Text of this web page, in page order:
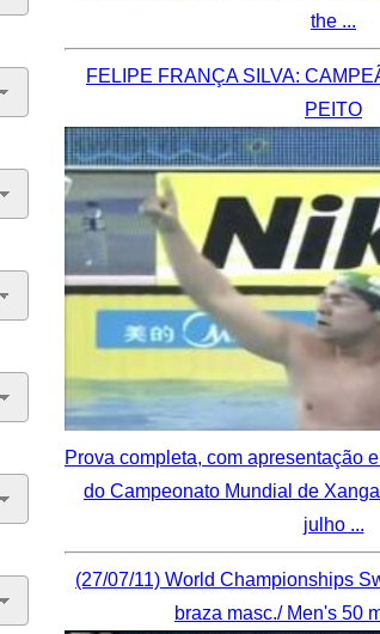
the ...
FELIPE FRANÇA SILVA:
PEITO
Prova completa, com apresentação
do Campeonato Mundial de
julho ...
(27/07/11) World Championships
braza masc./ Men's 50